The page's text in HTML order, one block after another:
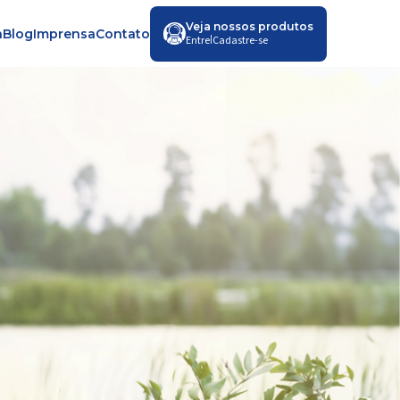
BlogImprensaContato Veja nossos produtos
Entre|Cadastre-se